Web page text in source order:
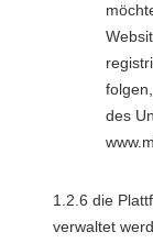
des
1.2.6 die
verwaltet